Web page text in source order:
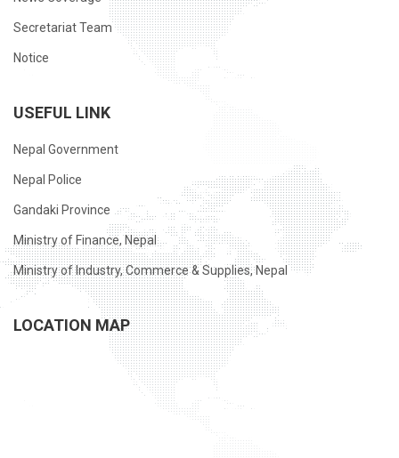
Secretariat Team
Notice
USEFUL LINK
Nepal Government
Nepal Police
Gandaki Province
Ministry of Finance, Nepal
Ministry of Industry, Commerce & Supplies, Nepal
LOCATION MAP